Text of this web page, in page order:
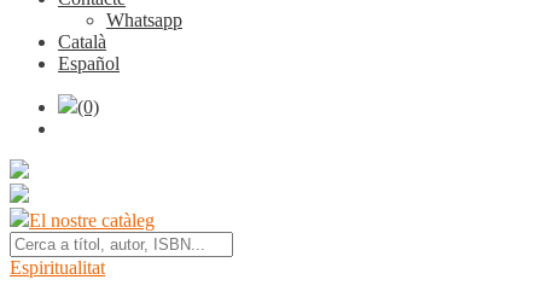
Whatsapp
Català
Español
(0)
El nostre catàleg
Espiritualitat